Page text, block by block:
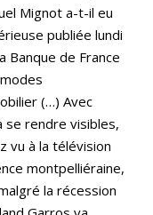
Mignot a-t-il eu
publiée lundi
Banque de France
(…) Avec
se rendre visibles,
vu à la télévision
montpelliéraine,
la récession